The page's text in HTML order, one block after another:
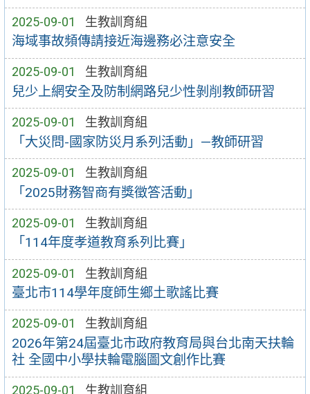
2025-09-01 生教訓育組
海域事故頻傳請接近海邊務必注意安全
2025-09-01 生教訓育組
兒少上網安全及防制網路兒少性剝削教師研習
2025-09-01 生教訓育組
「大災問-國家防災月系列活動」—教師研習
2025-09-01 生教訓育組
「2025財務智商有獎徵答活動」
2025-09-01 生教訓育組
「114年度孝道教育系列比賽」
2025-09-01 生教訓育組
臺北市114學年度師生鄉土歌謠比賽
2025-09-01 生教訓育組
2026年第24屆臺北市政府教育局與台北南天扶輪
社 全國中小學扶輪電腦圖文創作比賽
2025-09-01 生教訓育組